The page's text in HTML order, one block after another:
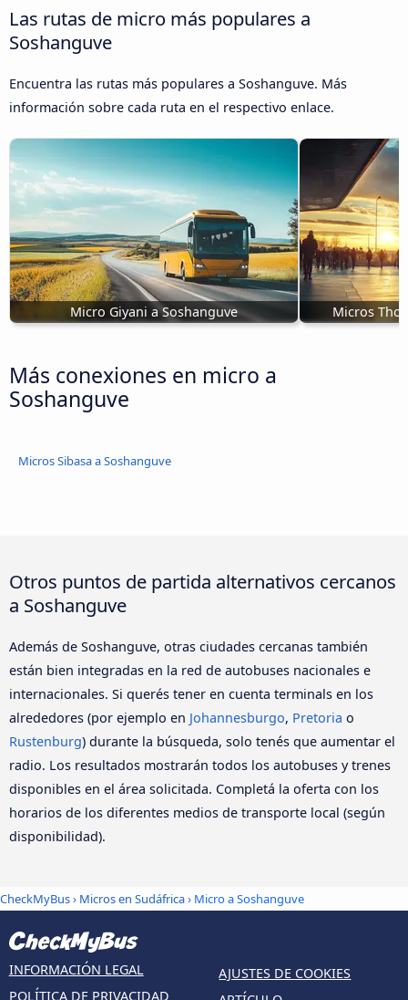
Las rutas de micro más populares a
Soshanguve
Encuentra las rutas más populares a Soshanguve. Más
información sobre cada ruta en el respectivo enlace.
Micro Giyani a Soshanguve Micros
Más conexiones en micro a
Soshanguve
Micros Sibasa a Soshanguve
Otros puntos de partida alternativos cercanos
a Soshanguve
Además de Soshanguve, otras ciudades cercanas también
están bien integradas en la red de autobuses nacionales e
internacionales. Si querés tener en cuenta terminals en los
alrededores (por ejemplo en Johannesburgo, Pretoria o
Rustenburg) durante la búsqueda, solo tenés que aumentar el
radio. Los resultados mostrarán todos los autobuses y trenes
disponibles en el área solicitada. Completá la oferta con los
horarios de los diferentes medios de transporte local (según
disponibilidad).
CheckMyBus› Micros en Sudáfrica› Micro a Soshanguve
INFORMACIÓN LEGAL
POLÍTICA DE PRIVACIDAD
AJUSTES DE COOKIES